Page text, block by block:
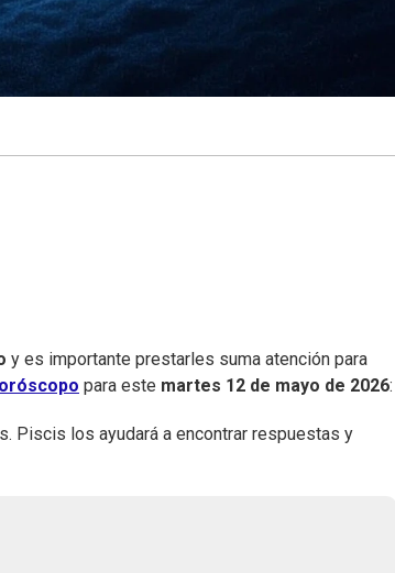
y es importante prestarles suma atención para
para este martes 12 de mayo de 2026:
Piscis los ayudará a encontrar respuestas y